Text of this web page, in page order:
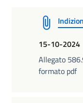
15-10-2024
Allegato
formato pdf